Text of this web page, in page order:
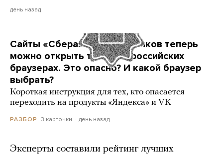
день назад
Сайты «Сбера» и других банков теперь
можно открыть только в российских
браузерах. Это опасно? И какой браузер
выбрать?
Короткая инструкция для тех, кто опасается
переходить на продукты «Яндекса» и VK
РАЗБОР 3 карточки день назад
Эксперты составили рейтинг лучших